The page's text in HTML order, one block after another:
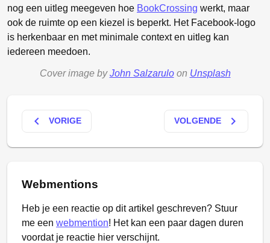
nog een uitleg meegeven hoe BookCrossing werkt, maar
ook de ruimte op een kiezel is beperkt. Het Facebook-logo
is herkenbaar en met minimale context en uitleg kan
iedereen meedoen.
Cover image byJohn Salzaruloon Unsplash
keyboard_arrow_left VORIGE VOLGENDE keyboard_arrow_right
Webmentions
Heb je een reactie op dit artikel geschreven? Stuur
me een webmention! Het kan een paar dagen duren
voordat je reactie hier verschijnt.